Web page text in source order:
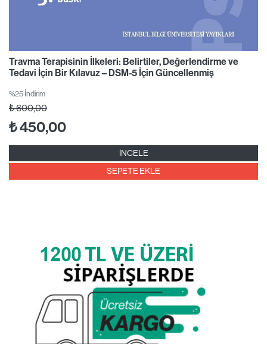
Travma Terapisinin İlkeleri: Belirtiler, Değerlendirme ve
Tedavi İçin Bir Kılavuz – DSM-5 İçin Güncellenmiş
%25 İndirim
₺600,00
₺450,00
İNCELE
SEPETE EKLE